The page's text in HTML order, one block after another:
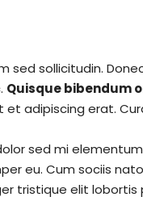
sed sollicitudin.
Quisque bibendum
et adipiscing erat.
sed mi
eu. Cum sociis
tristique elit lobortis